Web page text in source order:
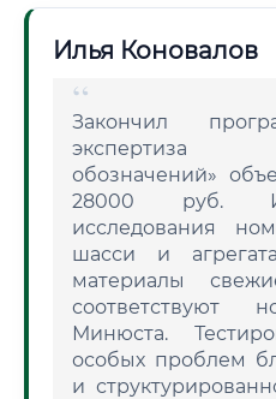
Илья Коновалов
Закончил
экспертиза
обозначений»
28000 руб.
исследования
шасси и
материалы
Минюста.
особых проблем
и